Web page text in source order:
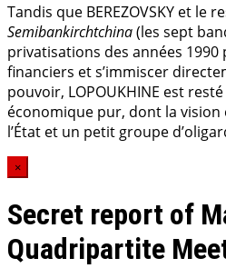
Tandis que BEREZOVSKY et le
Semibankirchtchina(les sept
privatisations des années
financiers et s’immiscer
pouvoir, LOPOUKHINE est
économique pur, dont la
l’État et un petit groupe
×
Secret report of
Quadripartite